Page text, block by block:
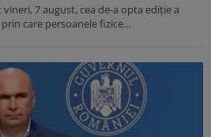
7 august, cea de-a opta ediție a
care persoanele fizice…